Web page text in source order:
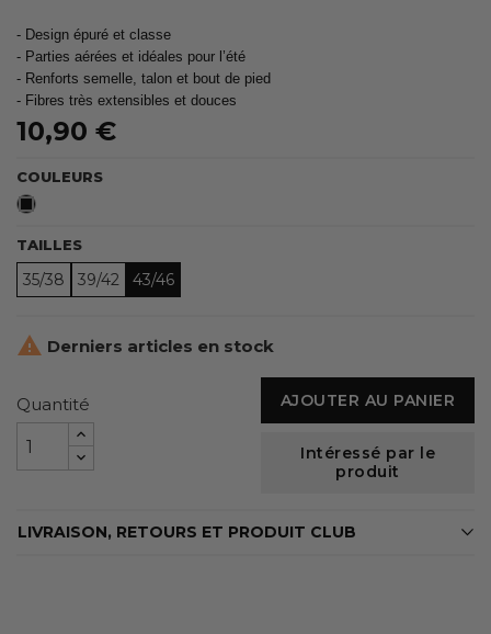
- Design épuré et classe
- Parties aérées et idéales pour l’été
- Renforts semelle, talon et bout de pied
- Fibres très extensibles et douces
10,90 €
COULEURS
Noir
TAILLES
35/38 39/42 43/46
 Derniers articles en stock
Quantité AJOUTER AU PANIER
Intéressé par le
produit
LIVRAISON, RETOURS ET PRODUIT CLUB